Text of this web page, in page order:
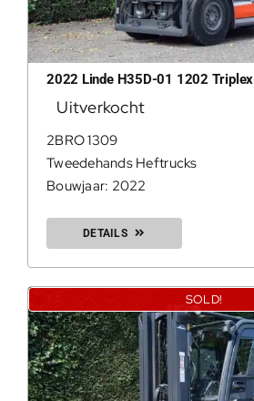
2022 Linde H35D-01 1202 Triplex
Uitverkocht
2BRO 1309
Tweedehands Heftrucks
Bouwjaar: 2022
DETAILS
SOLD!